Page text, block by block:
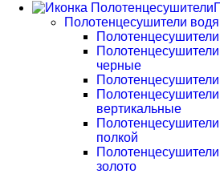
Полотенцесушители
черные
вертикальные
полкой
золото